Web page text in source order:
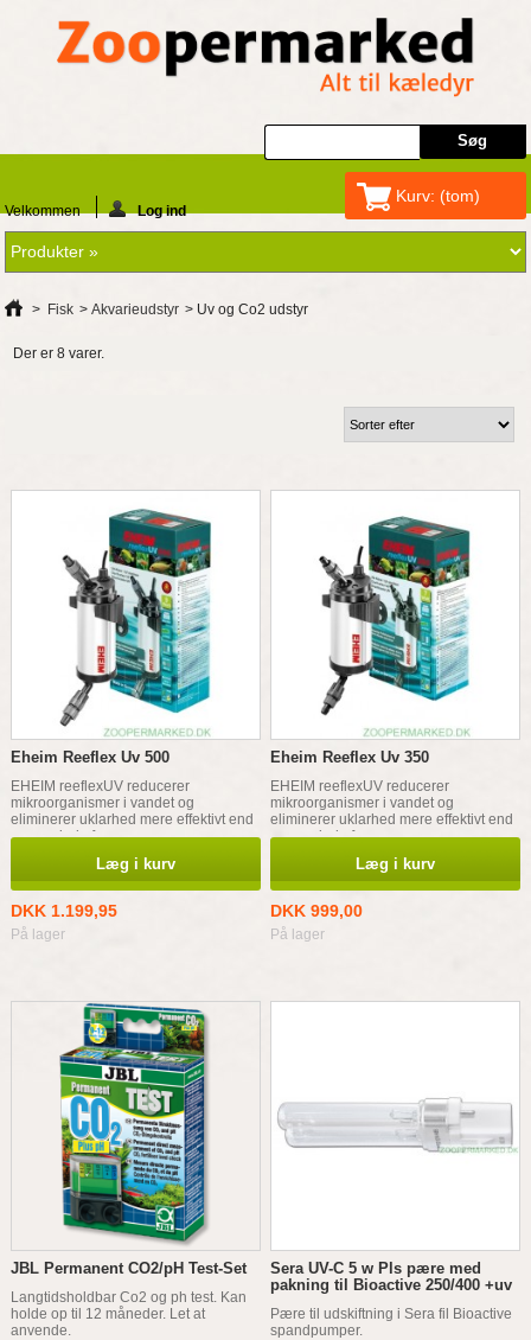
Kurv: (tom)
Velkommen Log ind
> Fisk > Akvarieudstyr > Uv og Co2 udstyr
Der er 8 varer.
Eheim Reeflex Uv 500
EHEIM reeflexUV reducerer
mikroorganismer i vandet og
eliminerer uklarhed mere effektivt end
nogensinde før.
Læg i kurv
DKK 1.199,95
På lager
Eheim Reeflex Uv 350
EHEIM reeflexUV reducerer
mikroorganismer i vandet og
eliminerer uklarhed mere effektivt end
nogensinde før.
Læg i kurv
DKK 999,00
På lager
JBL Permanent CO2/pH Test-Set
Langtidsholdbar Co2 og ph test. Kan
holde op til 12 måneder. Let at
anvende.
Sera UV-C 5 w Pls pære med
pakning til Bioactive 250/400 +uv
Pære til udskiftning i Sera fil Bioactive
spandpumper.